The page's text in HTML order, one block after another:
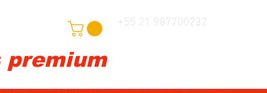
premium